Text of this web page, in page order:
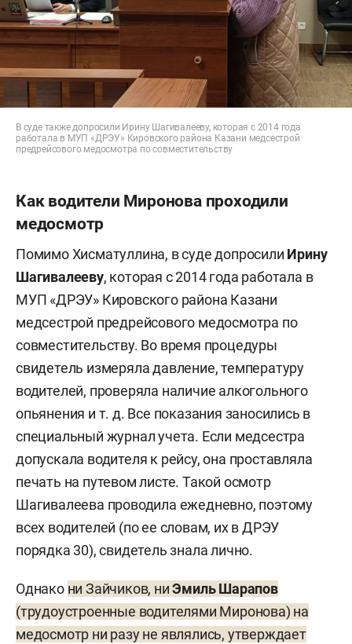
В суде также допросили Ирину Шагивалееву, которая с 2014 года
работала в МУП «ДРЭУ» Кировского района Казани медсестрой
предрейсового медосмотра по совместительству
Как водители Миронова проходили
медосмотр
Помимо Хисматуллина, в суде допросили Ирину
Шагивалееву, которая с 2014 года работала в
МУП «ДРЭУ» Кировского района Казани
медсестрой предрейсового медосмотра по
совместительству. Во время процедуры
свидетель измеряла давление, температуру
водителей, проверяла наличие алкогольного
опьянения и т. д. Все показания заносились в
специальный журнал учета. Если медсестра
допускала водителя к рейсу, она проставляла
печать на путевом листе. Такой осмотр
Шагивалеева проводила ежедневно, поэтому
всех водителей (по ее словам, их в ДРЭУ
порядка 30), свидетель знала лично.
Однако ни Зайчиков, ниЭмиль Шарапов
(трудоустроенные водителями Миронова) на
медосмотр ни разу не являлись, утверждает